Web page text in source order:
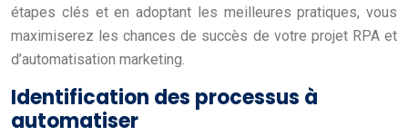
étapes clés et en adoptant les meilleures pratiques, vous
maximiserez les chances de succès de votre projet RPA et
d’automatisation marketing.
Identification des processus à
automatiser